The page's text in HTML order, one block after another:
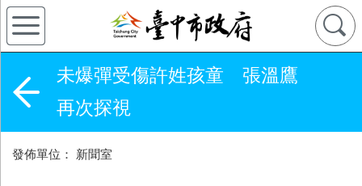
未爆彈受傷許姓孩童 張溫鷹
再次探視
發佈單位： 新聞室